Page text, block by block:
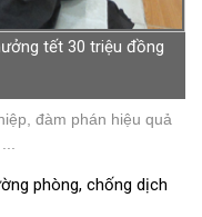
tết 30 triệu đồng
đàm phán hiệu quả
phòng, chống dịch